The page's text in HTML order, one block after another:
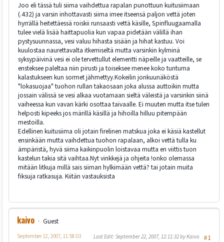
Joo eli tässä tuli siima vaihdettua rapalan punottuun kuitusiimaan
(.432) ja varsin inhottavasti siima imee itseensä paljon vettä joten
hyrrällä heitettäessä roiskii runsaasti vettä käsille, Spinfluugaamalla
tulee vielä lisää haittapuolia kun vapaa pidetään välillä ihan
pystysuunnassa, vesi valuu hihasta sisään ja hihat kastuu. Voi
kuulostaa naurettavalta itkemiseltä mutta varsinkin kylminä
syksypäivinä vesi ei ole tervettullut elementti näpeille ja vaatteille, se
ensteksee paleltaa niin pirusti ja toiseksee menee koko tuntuma
kalastukseen kun sormet jähmettyy.Kokeilin jonkuunäköstä
"lokasuojaa" tuohon rullan takaosaan joka alussa auttoikin mutta
jossain välissä se vesi alkaa vuotamaan sieltä väleistä ja varsinkin siinä
vaiheessa kun vavan kärki osottaa taivaalle. Ei muuten mutta itse tulen
helposti kipeeks jos märillä käsillä ja hihoilla hilluu pitempään
mestoilla.
Edellinen kuitusiima oli jotain firelinen matskua joka ei käsiä kastellut
ensinkään mutta vaihdettua tuohon rapalaan, alkoi vettä tulla ku
ämpäristä, hyvä siima kaikinpuolin loistavaa mutta en viittis tuon
kastelun takia sitä vaihtaa.Nyt vinkkejä ja ohjeita !onko olemassa
mitään litkuja millä sais siiman hylkimään vettä? tai jotain muita
fiksuja ratkasuja. Kiitän vastauksista
kaivo
Guest
#1
September 22, 2007, 11:58:03 Last Edit: September 22, 2007, 12:11:32 by Kaivo